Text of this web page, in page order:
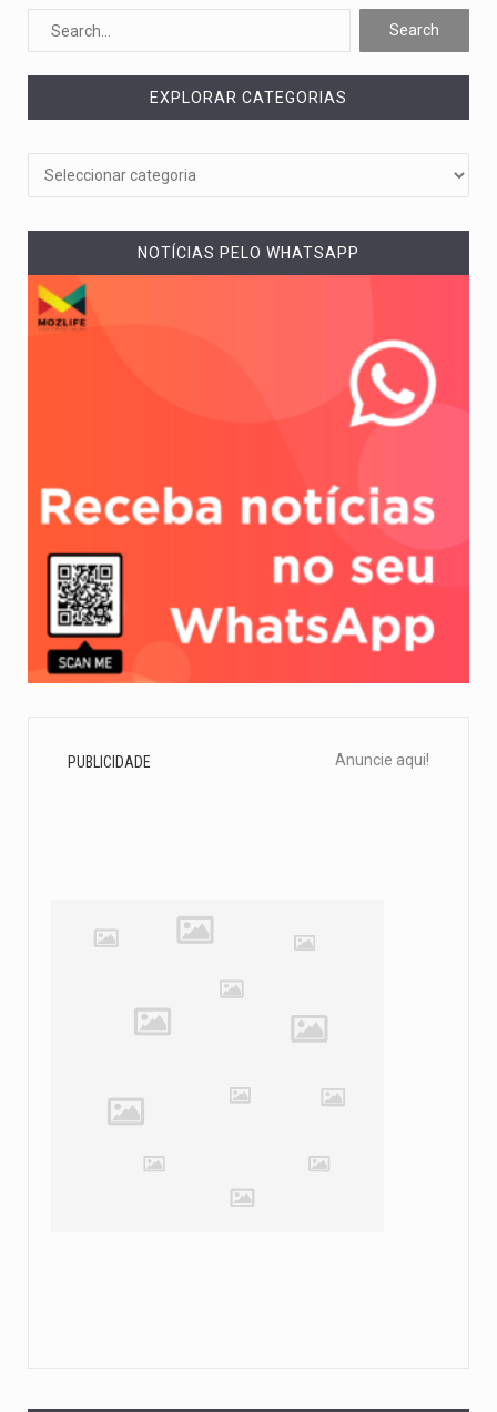
O programa, cuja implementação está prevista entre abril de 2026…
A nova legislação estabelece um prazo de 180 dias para…
EXPLORAR CATEGORIAS
NOTÍCIAS PELO WHATSAPP
PUBLICIDADE Anuncie aqui!